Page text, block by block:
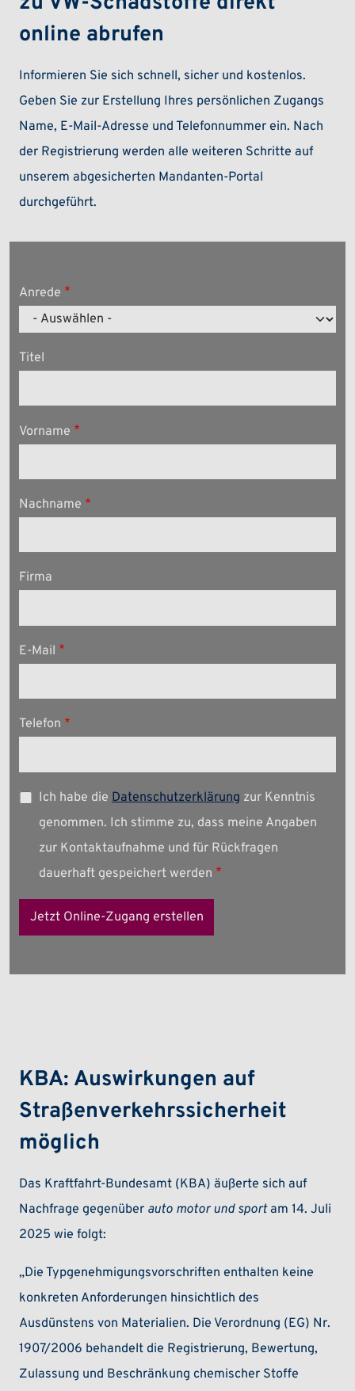
online abrufen
Informieren Sie sich schnell, sicher und kostenlos.
Geben Sie zur Erstellung Ihres persönlichen Zugangs
Name, E-Mail-Adresse und Telefonnummer ein. Nach
der Registrierung werden alle weiteren Schritte auf
unserem abgesicherten Mandanten-Portal
durchgeführt.
Anrede
Titel
Vorname
Nachname
Firma
E-Mail
Telefon
Ich habe die Datenschutzerklärung zur Kenntnis
genommen. Ich stimme zu, dass meine Angaben
zur Kontaktaufnahme und für Rückfragen
dauerhaft gespeichert werden
KBA: Auswirkungen auf
Straßenverkehrssicherheit
möglich
Das Kraftfahrt-Bundesamt (KBA) äußerte sich auf
Nachfrage gegenüber auto motor und sportam 14. Juli
2025 wie folgt:
„Die Typgenehmigungsvorschriften enthalten keine
konkreten Anforderungen hinsichtlich des
Ausdünstens von Materialien. Die Verordnung (EG) Nr.
1907/2006 behandelt die Registrierung, Bewertung,
Zulassung und Beschränkung chemischer Stoffe